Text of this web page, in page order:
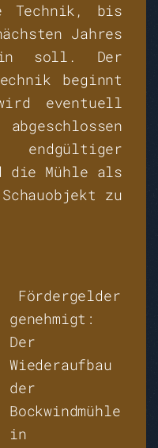
Technik, bis
Jahres
soll. Der
beginnt
eventuell
Mühle als
zu
Fördergelder
genehmigt:
Der
Wiederaufbau
der
Bockwindmühle
in